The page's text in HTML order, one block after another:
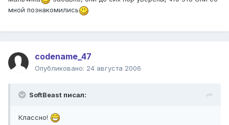
мной познакомились
codename_47
Опубликовано: 24 августа 2006
SoftBeast писал:
Классно!